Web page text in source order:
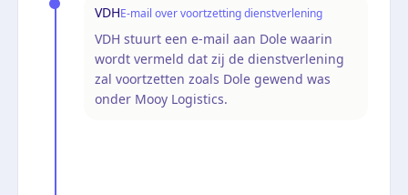
VDHE-mail over voortzetting dienstverlening
VDH stuurt een e-mail aan Dole waarin
wordt vermeld dat zij de dienstverlening
zal voortzetten zoals Dole gewend was
onder Mooy Logistics.